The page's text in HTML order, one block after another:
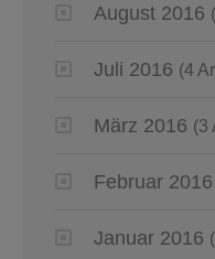
August 2016
Juli 2016 (4
März 2016 (3
Februar 2016
Januar 2016